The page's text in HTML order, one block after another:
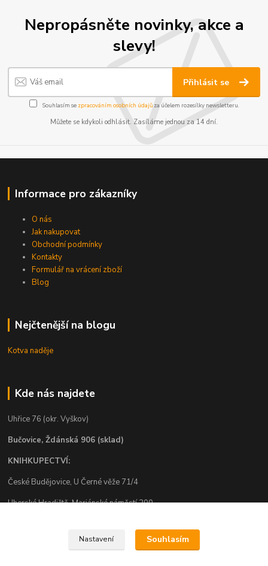
Nepropásněte novinky, akce a
slevy!
Přihlásit se
Souhlasím se zpracováním osobních údajůza účelem rozesílky newsletteru.
Můžete se kdykoli odhlásit. Zasíláme jednou za 14 dní.
Informace pro zákazníky
O nás
Jak nakupovat
Obchodní podmínky
Kontakty
Formulář na vrácení zboží
Blog
Nejčtenější na blogu
Kotva naděje
Kde nás najdete
Uhřice 76 (okr. Vyškov)
Bučovice, Ždánská 906 (sklad)
KNIHKUPECTVÍ:
České Budějovice, U Černé věže 71/4
Uherské Hradiště, Mariánské náměstí 200
Nastavení Souhlasím